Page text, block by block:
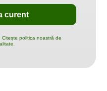
politica noastră de